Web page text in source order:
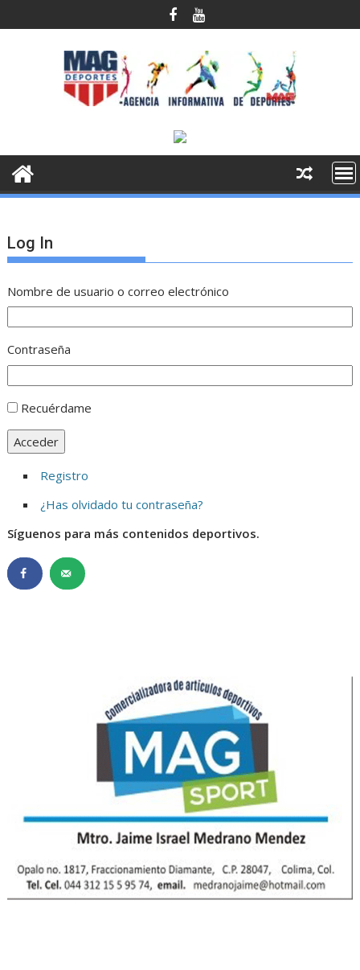
al
Log In
Nombre de usuario o correo electrónico
Contraseña
Recuérdame
Acceder
Registro
¿Has olvidado tu contraseña?
Síguenos para más contenidos deportivos.